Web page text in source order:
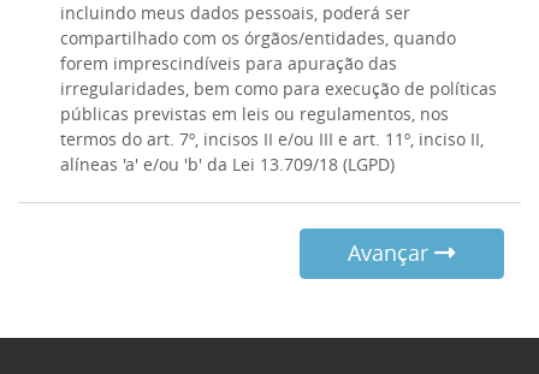
incluindo meus dados pessoais, poderá ser
compartilhado com os órgãos/entidades, quando
forem imprescindíveis para apuração das
irregularidades, bem como para execução de políticas
públicas previstas em leis ou regulamentos, nos
termos do art. 7º, incisos II e/ou III e art. 11º, inciso II,
alíneas 'a' e/ou 'b' da Lei 13.709/18 (LGPD)
Avançar